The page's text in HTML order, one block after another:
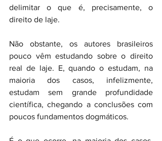
delimitar o que é, precisamente, o
direito de laje.
Não obstante, os autores brasileiros
pouco vêm estudando sobre o direito
real de laje. E, quando o estudam, na
maioria dos casos, infelizmente,
estudam sem grande profundidade
científica, chegando a conclusões com
poucos fundamentos dogmáticos.